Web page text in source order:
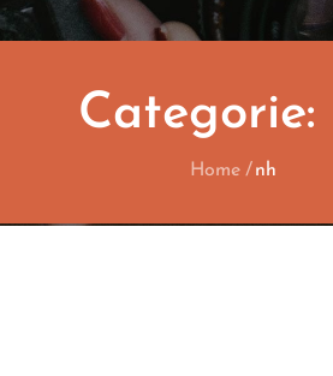
Categorie:
Home nh